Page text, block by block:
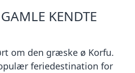
KENDTE
om den græske ø Korfu.
feriedestination for